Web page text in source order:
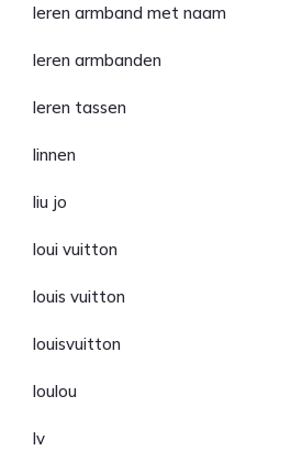
leren armband met naam
leren armbanden
leren tassen
linnen
liu jo
loui vuitton
louis vuitton
louisvuitton
loulou
lv